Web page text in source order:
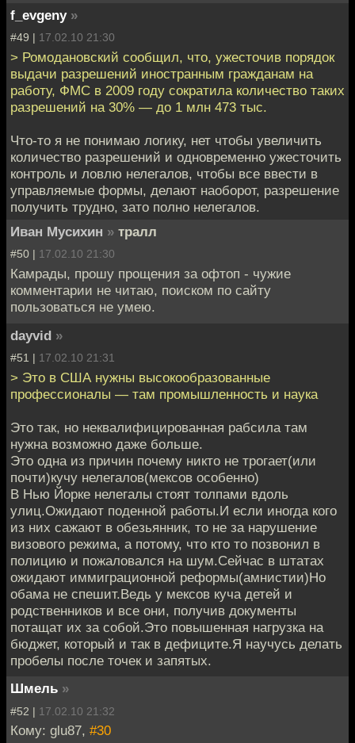
f_evgeny »
#49 | 17.02.10 21:30
> Ромодановский сообщил, что, ужесточив порядок
выдачи разрешений иностранным гражданам на
работу, ФМС в 2009 году сократила количество таких
разрешений на 30% — до 1 млн 473 тыс.
Что-то я не понимаю логику, нет чтобы увеличить
количество разрешений и одновременно ужесточить
контроль и ловлю нелегалов, чтобы все ввести в
управляемые формы, делают наоборот, разрешение
получить трудно, зато полно нелегалов.
Иван Мусихин » тралл
#50 | 17.02.10 21:30
Камрады, прошу прощения за офтоп - чужие
комментарии не читаю, поиском по сайту
пользоваться не умею.
dayvid »
#51 | 17.02.10 21:31
> Это в США нужны высокообразованные
профессионалы — там промышленность и наука
Это так, но неквалифицированная рабсила там
нужна возможно даже больше.
Это одна из причин почему никто не трогает(или
почти)кучу нелегалов(мексов особенно)
В Нью Йорке нелегалы стоят толпами вдоль
улиц.Ожидают поденной работы.И если иногда кого
из них сажают в обезьянник, то не за нарушение
визового режима, а потому, что кто то позвонил в
полицию и пожаловался на шум.Сейчас в штатах
ожидают иммиграционной реформы(амнистии)Но
обама не спешит.Ведь у мексов куча детей и
родственников и все они, получив документы
потащат их за собой.Это повышенная нагрузка на
бюджет, который и так в дефиците.Я научусь делать
пробелы после точек и запятых.
Шмель »
#52 | 17.02.10 21:32
Кому: glu87, #30